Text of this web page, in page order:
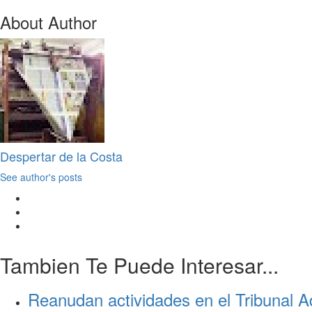
About Author
Despertar de la Costa
See author's posts
Tambien Te Puede Interesar...
Reanudan actividades en el Tribunal